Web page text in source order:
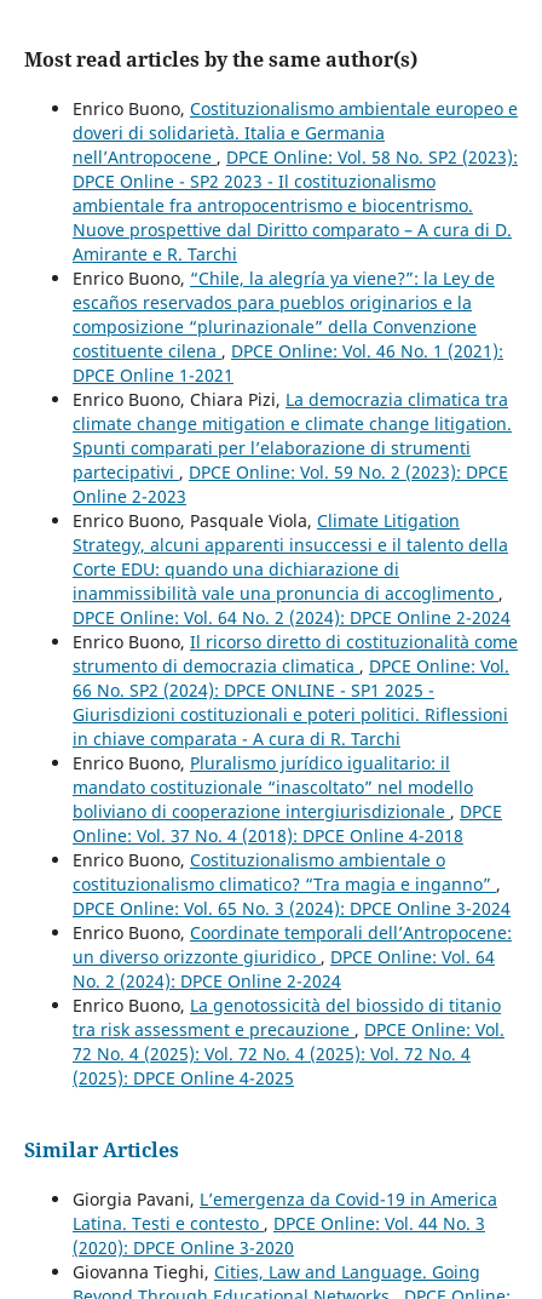
Most read articles by the same author(s)
Enrico Buono, Costituzionalismo ambientale europeo e
doveri di solidarietà. Italia e Germania
nell’Antropocene , DPCE Online: Vol. 58 No. SP2 (2023):
DPCE Online - SP2 2023 - Il costituzionalismo
ambientale fra antropocentrismo e biocentrismo.
Nuove prospettive dal Diritto comparato – A cura di D.
Amirante e R. Tarchi
Enrico Buono, “Chile, la alegría ya viene?”: la Ley de
escaños reservados para pueblos originarios e la
composizione “plurinazionale” della Convenzione
costituente cilena , DPCE Online: Vol. 46 No. 1 (2021):
DPCE Online 1-2021
Enrico Buono, Chiara Pizi, La democrazia climatica tra
climate change mitigation e climate change litigation.
Spunti comparati per l’elaborazione di strumenti
partecipativi , DPCE Online: Vol. 59 No. 2 (2023): DPCE
Online 2-2023
Enrico Buono, Pasquale Viola, Climate Litigation
Strategy, alcuni apparenti insuccessi e il talento della
Corte EDU: quando una dichiarazione di
inammissibilità vale una pronuncia di accoglimento ,
DPCE Online: Vol. 64 No. 2 (2024): DPCE Online 2-2024
Enrico Buono, Il ricorso diretto di costituzionalità come
strumento di democrazia climatica , DPCE Online: Vol.
66 No. SP2 (2024): DPCE ONLINE - SP1 2025 -
Giurisdizioni costituzionali e poteri politici. Riflessioni
in chiave comparata - A cura di R. Tarchi
Enrico Buono, Pluralismo jurídico igualitario: il
mandato costituzionale “inascoltato” nel modello
boliviano di cooperazione intergiurisdizionale , DPCE
Online: Vol. 37 No. 4 (2018): DPCE Online 4-2018
Enrico Buono, Costituzionalismo ambientale o
costituzionalismo climatico? “Tra magia e inganno” ,
DPCE Online: Vol. 65 No. 3 (2024): DPCE Online 3-2024
Enrico Buono, Coordinate temporali dell’Antropocene:
un diverso orizzonte giuridico , DPCE Online: Vol. 64
No. 2 (2024): DPCE Online 2-2024
Enrico Buono, La genotossicità del biossido di titanio
tra risk assessment e precauzione , DPCE Online: Vol.
72 No. 4 (2025): Vol. 72 No. 4 (2025): Vol. 72 No. 4
(2025): DPCE Online 4-2025
Similar Articles
Giorgia Pavani, L’emergenza da Covid-19 in America
Latina. Testi e contesto , DPCE Online: Vol. 44 No. 3
(2020): DPCE Online 3-2020
Giovanna Tieghi, Cities, Law and Language. Going